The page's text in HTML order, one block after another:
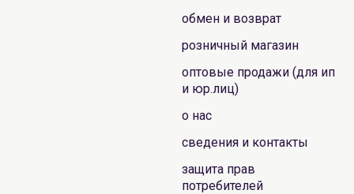
обмен и возврат
розничный магазин
оптовые продажи (для ип
и юр.лиц)
о нас
сведения и контакты
защита прав
потребителей